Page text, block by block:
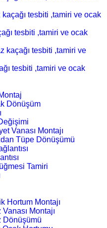
tesbiti ,tamiri ve ocak
tesbiti ,tamiri ve ocak
kaçağı tesbiti ,tamiri ve
tesbiti ,tamiri ve ocak
Dönüşüm
Vanası Montajı
Tüpe Dönüşümü
Tamiri
Hortum Montajı
Montajı
Dönüşümü